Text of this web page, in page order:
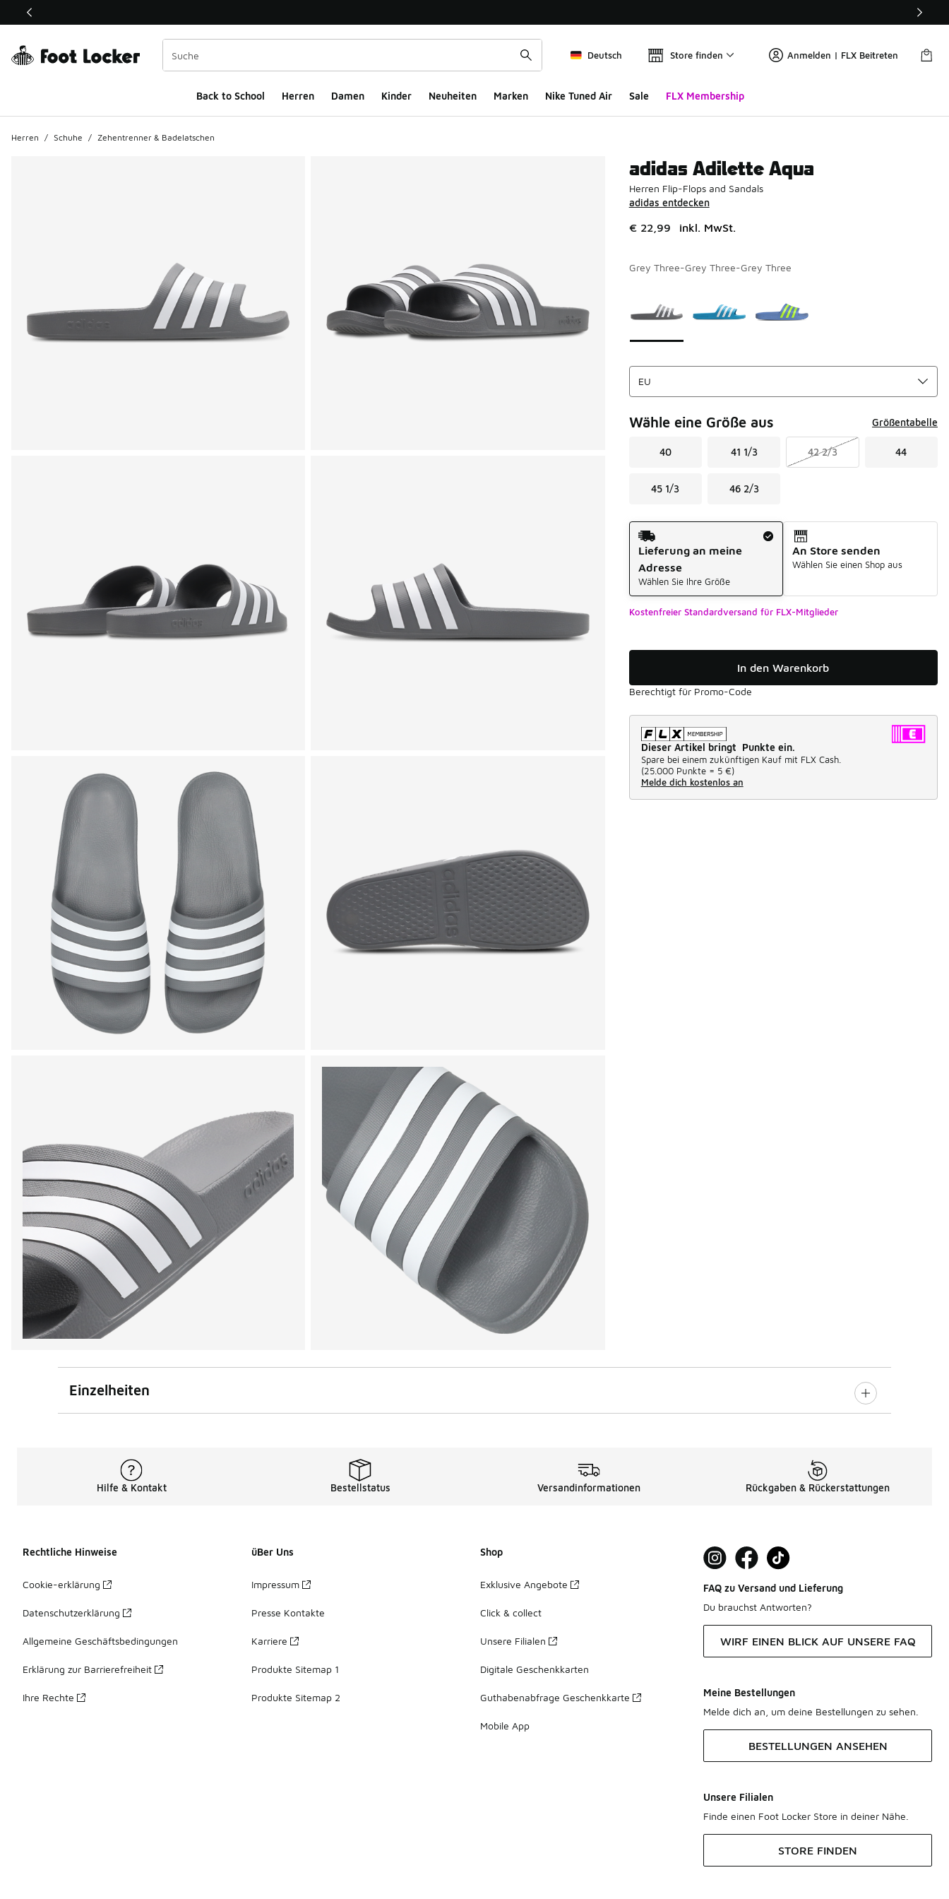
Dieser Link öffnet sich in einem neuen Fenster
Deutsch Store finden Anmelden | FLX Beitreten
Back to School Herren Damen Kinder Neuheiten Marken Nike Tuned Air Sale FLX Membership
Herren / Schuhe / Zehentrenner & Badelatschen
adidas Adilette Aqua
Herren Flip-Flops and Sandals
adidas entdecken
€ 22,99 inkl. MwSt.
Grey Three-Grey Three-Grey Three
Wähle eine Größe aus Größentabelle
40 41 1/3 42 2/3 44
45 1/3 46 2/3
Versandart
Lieferung an meine
Adresse
Wählen Sie Ihre Größe
An Store senden
Wählen Sie einen Shop aus
Kostenfreier Standardversand für FLX-Mitglieder
In den Warenkorb
Berechtigt für Promo-Code
Dieser Artikel bringt Punkte ein.
Spare bei einem zukünftigen Kauf mit FLX Cash.
(25.000 Punkte = 5 €)
Melde dich kostenlos an
Einzelheiten
Hilfe & Kontakt Bestellstatus Versandinformationen Rückgaben & Rückerstattungen
Rechtliche Hinweise
Cookie-erklärung
Datenschutzerklärung
Allgemeine Geschäftsbedingungen
Erklärung zur Barrierefreiheit
Ihre Rechte
üBer Uns
Impressum
Presse Kontakte
Karriere
Produkte Sitemap 1
Produkte Sitemap 2
Shop
Exklusive Angebote
Click & collect
Unsere Filialen
Digitale Geschenkkarten
Guthabenabfrage Geschenkkarte
Mobile App
FAQ zu Versand und Lieferung
Du brauchst Antworten?
WIRF EINEN BLICK AUF UNSERE FAQ
Meine Bestellungen
Melde dich an, um deine Bestellungen zu sehen.
BESTELLUNGEN ANSEHEN
Unsere Filialen
Finde einen Foot Locker Store in deiner Nähe.
STORE FINDEN